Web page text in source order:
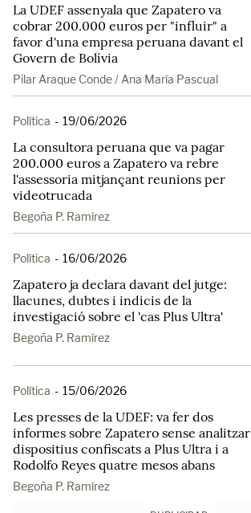
La UDEF assenyala que Zapatero va
cobrar 200.000 euros per "influir" a
favor d'una empresa peruana davant el
Govern de Bolívia
Pilar Araque Conde / Ana María Pascual
Política - 19/06/2026
La consultora peruana que va pagar
200.000 euros a Zapatero va rebre
l'assessoria mitjançant reunions per
videotrucada
Begoña P. Ramírez
Política - 16/06/2026
Zapatero ja declara davant del jutge:
llacunes, dubtes i indicis de la
investigació sobre el 'cas Plus Ultra'
Begoña P. Ramírez
Política - 15/06/2026
Les presses de la UDEF: va fer dos
informes sobre Zapatero sense analitzar
dispositius confiscats a Plus Ultra i a
Rodolfo Reyes quatre mesos abans
Begoña P. Ramírez